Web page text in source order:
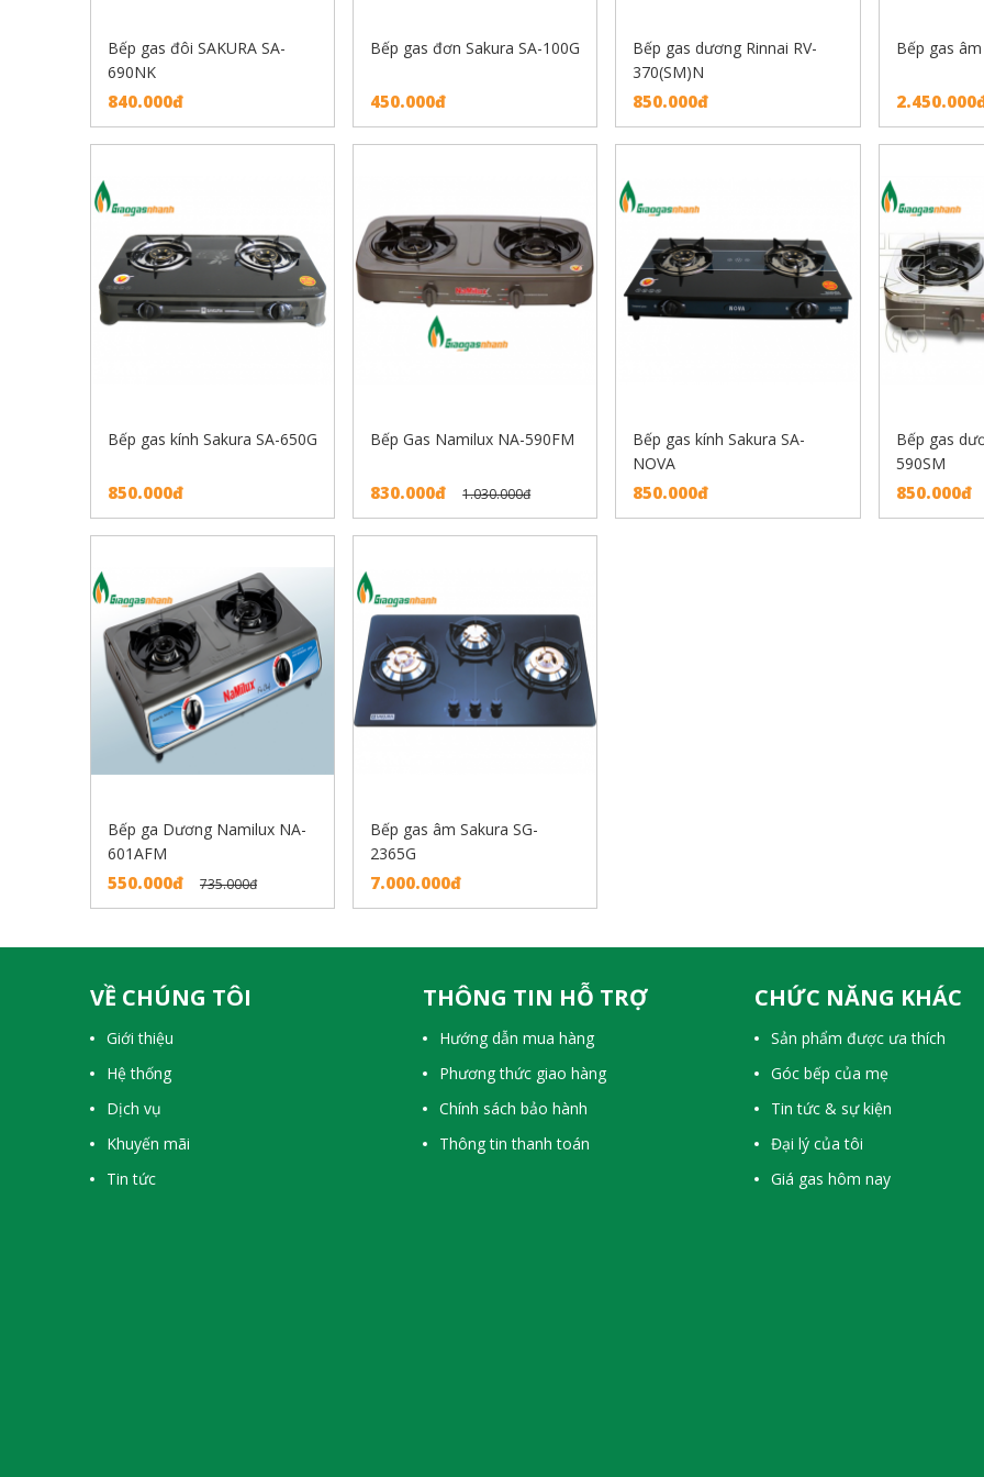
Bếp gas đôi SAKURA SA-
690NK
840.000đ
Bếp gas đơn Sakura SA-100G
450.000đ
Bếp gas dương Rinnai RV-
370(SM)N
850.000đ
Bếp gas
Bếp gas kính Sakura SA-650G
850.000đ
Bếp Gas Namilux NA-590FM
830.000đ 1.030.000đ
Bếp gas kính Sakura SA-
NOVA
850.000đ
Bếp gas
590SM
850.000đ
Bếp ga Dương Namilux NA-
601AFM
550.000đ 735.000đ
Bếp gas âm Sakura SG-
2365G
7.000.000đ
VỀ CHÚNG TÔI
Giới thiệu
Hệ thống
Dịch vụ
Khuyến mãi
Tin tức
THÔNG TIN HỖ TRỢ
Hướng dẫn mua hàng
Phương thức giao hàng
Chính sách bảo hành
Thông tin thanh toán
CHỨC NĂNG KHÁC
Sản phẩm được ưa thích
Góc bếp của mẹ
Tin tức & sự kiện
Đại lý của tôi
Giá gas hôm nay